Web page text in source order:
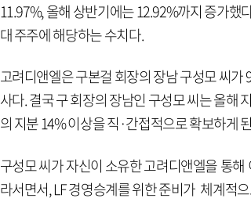
11.97%, 올해 상반기에는 12.92%까지 증가했
대 주주에 해당하는 수치다.
고려디앤엘은 구본걸 회장의 장남 구성모 씨
사다. 결국 구 회장의 장남인 구성모 씨는 올해
의 지분 14% 이상을 직·간접적으로 확보하게
구성모 씨가 자신이 소유한 고려디앤엘을 통
라서면서, LF 경영승계를 위한 준비가 체계적